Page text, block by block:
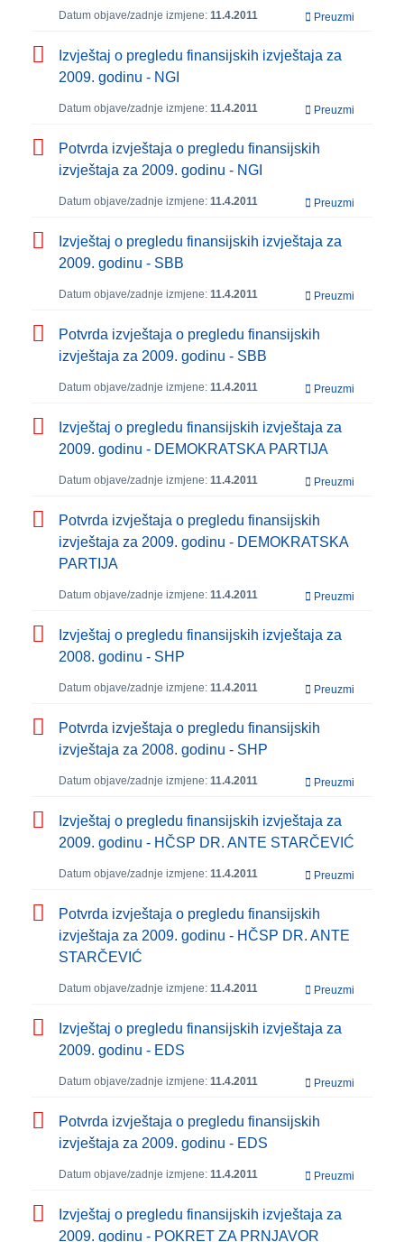
Datum objave/zadnje izmjene: 11.4.2011 Preuzmi
Izvještaj o pregledu finansijskih izvještaja za
2009. godinu - NGI
Datum objave/zadnje izmjene: 11.4.2011 Preuzmi
Potvrda izvještaja o pregledu finansijskih
izvještaja za 2009. godinu - NGI
Datum objave/zadnje izmjene: 11.4.2011 Preuzmi
Izvještaj o pregledu finansijskih izvještaja za
2009. godinu - SBB
Datum objave/zadnje izmjene: 11.4.2011 Preuzmi
Potvrda izvještaja o pregledu finansijskih
izvještaja za 2009. godinu - SBB
Datum objave/zadnje izmjene: 11.4.2011 Preuzmi
Izvještaj o pregledu finansijskih izvještaja za
2009. godinu - DEMOKRATSKA PARTIJA
Datum objave/zadnje izmjene: 11.4.2011 Preuzmi
Potvrda izvještaja o pregledu finansijskih
izvještaja za 2009. godinu - DEMOKRATSKA
PARTIJA
Datum objave/zadnje izmjene: 11.4.2011 Preuzmi
Izvještaj o pregledu finansijskih izvještaja za
2008. godinu - SHP
Datum objave/zadnje izmjene: 11.4.2011 Preuzmi
Potvrda izvještaja o pregledu finansijskih
izvještaja za 2008. godinu - SHP
Datum objave/zadnje izmjene: 11.4.2011 Preuzmi
Izvještaj o pregledu finansijskih izvještaja za
2009. godinu - HČSP DR. ANTE STARČEVIĆ
Datum objave/zadnje izmjene: 11.4.2011 Preuzmi
Potvrda izvještaja o pregledu finansijskih
izvještaja za 2009. godinu - HČSP DR. ANTE
STARČEVIĆ
Datum objave/zadnje izmjene: 11.4.2011 Preuzmi
Izvještaj o pregledu finansijskih izvještaja za
2009. godinu - EDS
Datum objave/zadnje izmjene: 11.4.2011 Preuzmi
Potvrda izvještaja o pregledu finansijskih
izvještaja za 2009. godinu - EDS
Datum objave/zadnje izmjene: 11.4.2011 Preuzmi
Izvještaj o pregledu finansijskih izvještaja za
2009. godinu - POKRET ZA PRNJAVOR